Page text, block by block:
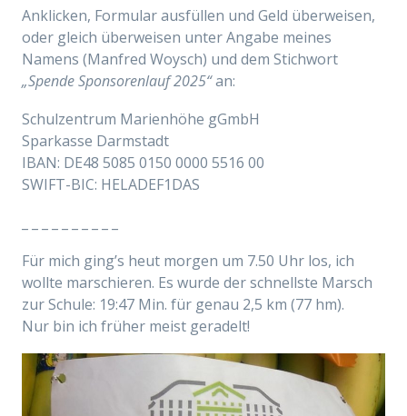
Anklicken, Formular ausfüllen und Geld überweisen,
oder gleich überweisen unter Angabe meines
Namens (Manfred Woysch) und dem Stichwort
„Spende Sponsorenlauf 2025“an:
Schulzentrum Marienhöhe gGmbH
Sparkasse Darmstadt
IBAN: DE48 5085 0150 0000 5516 00
SWIFT-BIC: HELADEF1DAS
Für mich ging’s heut morgen um 7.50 Uhr los, ich
wollte marschieren. Es wurde der schnellste Marsch
zur Schule: 19:47 Min. für genau 2,5 km (77 hm).
Nur bin ich früher meist geradelt!